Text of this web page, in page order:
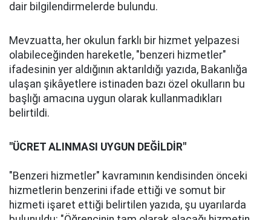
dair bilgilendirmelerde bulundu.
Mevzuatta, her okulun farklı bir hizmet yelpazesi
olabileceğinden hareketle, "benzeri hizmetler"
ifadesinin yer aldığının aktarıldığı yazıda, Bakanlığa
ulaşan şikâyetlere istinaden bazı özel okulların bu
başlığı amacına uygun olarak kullanmadıkları
belirtildi.
"ÜCRET ALINMASI UYGUN DEĞİLDİR"
"Benzeri hizmetler" kavramının kendisinden önceki
hizmetlerin benzerini ifade ettiği ve somut bir
hizmeti işaret ettiği belirtilen yazıda, şu uyarılarda